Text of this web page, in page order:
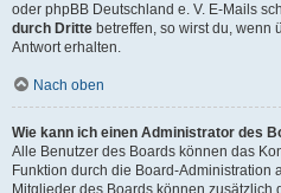
oder phpBB Deutschland e. V. E-Mails
durch Dritte betreffen, so wirst du, wenn
Antwort erhalten.
Nach oben
Wie kann ich einen Administrator des
Alle Benutzer des Boards können das
Funktion durch die Board-Administration
Mitglieder des Boards können zusätzlich